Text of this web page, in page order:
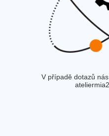
V případě dotazů